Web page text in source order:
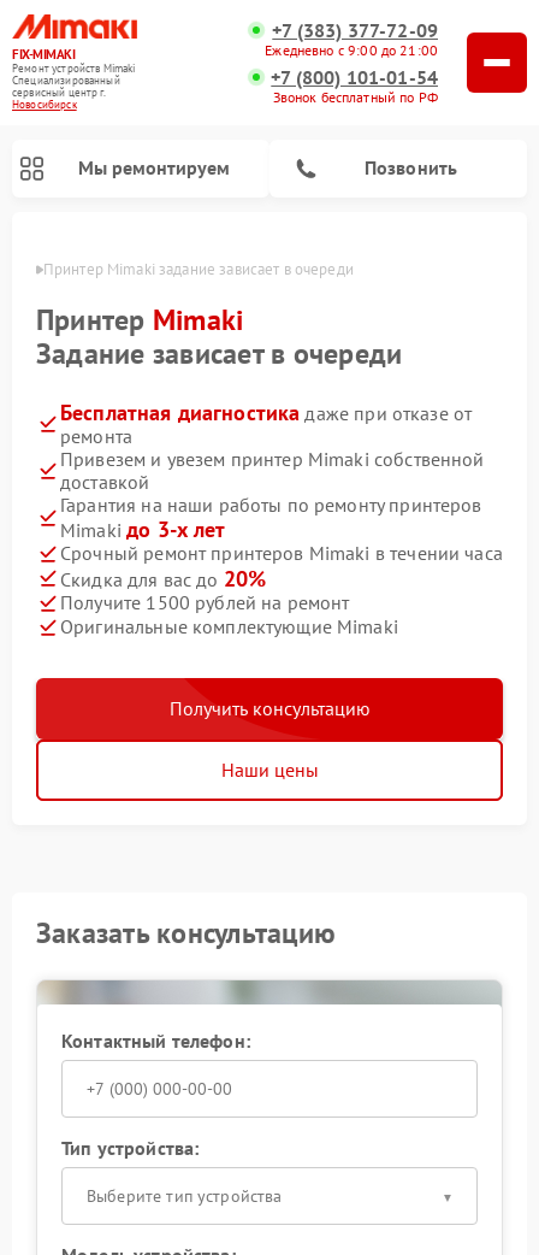
FIX-MIMAKI
Ремонт устройств Mimaki
Специализированный
cервисный центр г.
Новосибирск
+7 (383) 377-72-09
Ежедневно с 9:00 до 21:00
+7 (800) 101-01-54
Звонок бесплатный по РФ
Мы ремонтируем Позвонить
Принтер Mimaki задание зависает в очереди
Принтер Mimaki
Задание зависает в очереди
Бесплатная диагностика даже при отказе от
ремонта
Привезем и увезем принтер Mimaki собственной
доставкой
Гарантия на наши работы по ремонту принтеров
Mimakiдо 3-х лет
Срочный ремонт принтеров Mimaki в течении часа
Скидка для вас до 20%
Получите 1500 рублей на ремонт
Оригинальные комплектующие Mimaki
Получить консультацию
Наши цены
Заказать консультацию
Контактный телефон:
Тип устройства:
Выберите тип устройства